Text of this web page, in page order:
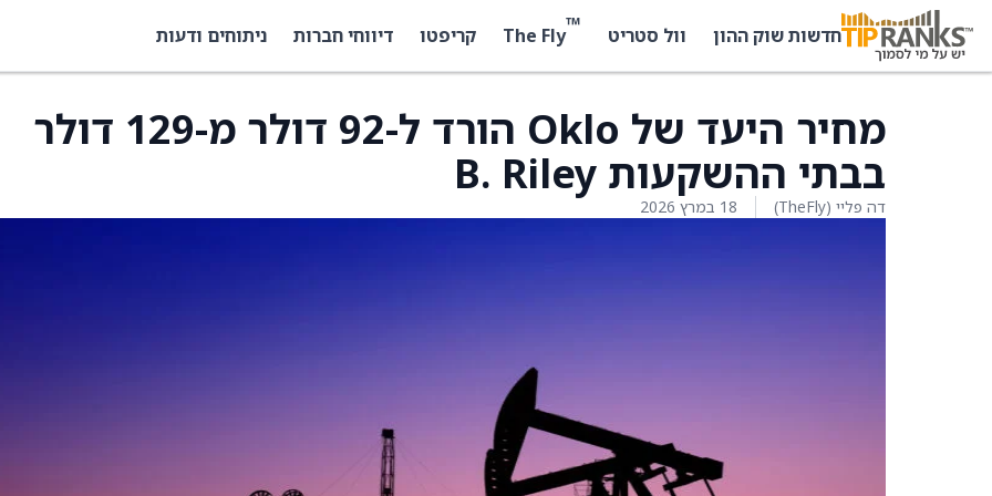
חדשות שוק ההון וול סטריט ™
The Fly קריפטו דיווחי חברות ניתוחים ודעות
מחיר היעד של Oklo הורד ל-92 דולר מ-129 דולר
בבתי ההשקעות B. Riley
דה פליי (TheFly) 18 במרץ 2026